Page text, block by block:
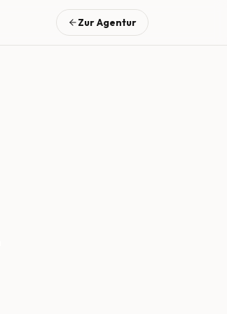
Zur Agentur